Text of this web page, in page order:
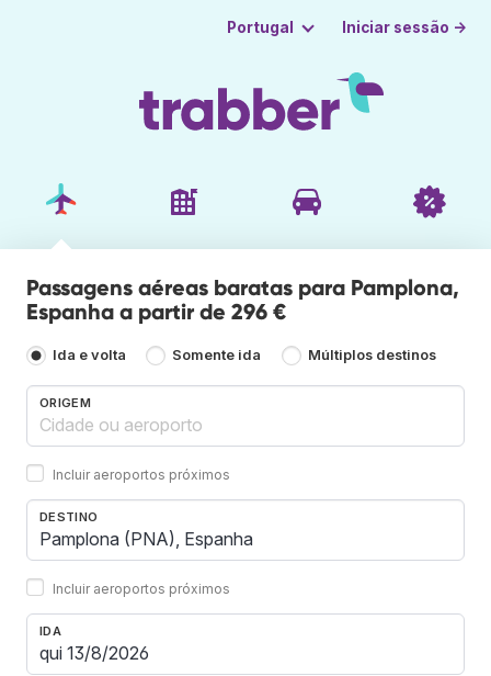
Portugal Iniciar sessão →
Passagens aéreas baratas para Pamplona,
Espanha a partir de 296 €
Ida e volta Somente ida Múltiplos destinos
ORIGEM
Incluir aeroportos próximos
DESTINO
Incluir aeroportos próximos
IDA